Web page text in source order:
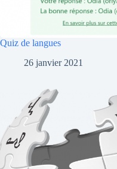
Quiz de langues
26 janvier 2021